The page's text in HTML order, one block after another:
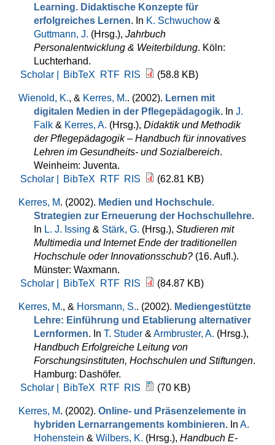
Learning. Didaktische Konzepte für
erfolgreiches Lernen. In K. Schwuchow &
Guttmann, J. (Hrsg.), Jahrbuch
Personalentwicklung & Weiterbildung. Köln:
Luchterhand.
Scholar |
BibTeX RTF RIS (58.8 KB)
Wienold, K., & Kerres, M.. (2002). Lernen mit
digitalen Medien in der Pflegepädagogik. In J.
Falk & Kerres, A. (Hrsg.), Didaktik und Methodik
der Pflegepädagogik – Handbuch für innovatives
Lehren im Gesundheits- und Sozialbereich.
Weinheim: Juventa.
Scholar |
BibTeX RTF RIS (62.81 KB)
Kerres, M. (2002). Medien und Hochschule.
Strategien zur Erneuerung der Hochschullehre.
In L. J. Issing & Stärk, G. (Hrsg.), Studieren mit
Multimedia und Internet Ende der traditionellen
Hochschule oder Innovationsschub? (16. Aufl.).
Münster: Waxmann.
Scholar |
BibTeX RTF RIS (84.87 KB)
Kerres, M., & Horsmann, S.. (2002). Mediengestützte
Lehre: Einführung und Etablierung alternativer
Lernformen. In T. Studer & Armbruster, A. (Hrsg.),
Handbuch Erfolgreiche Leitung von
Forschungsinstituten, Hochschulen und Stiftungen.
Hamburg: Dashöfer.
Scholar |
BibTeX RTF RIS (70 KB)
Kerres, M. (2002). Online- und Präsenzelemente in
hybriden Lernarrangements kombinieren. In A.
Hohenstein & Wilbers, K. (Hrsg.), Handbuch E-